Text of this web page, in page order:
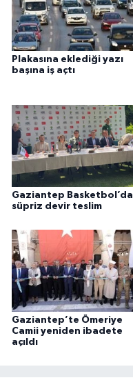
Plakasına eklediği yazı
başına iş açtı
Gaziantep Basketbol’da
süpriz devir teslim
Gaziantep’te Ömeriye
Camii yeniden ibadete
açıldı